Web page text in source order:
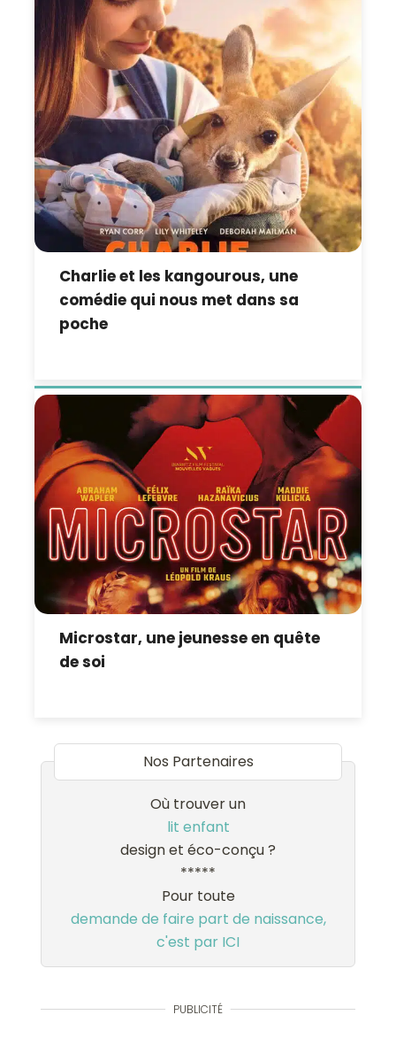
Charlie et les kangourous, une
comédie qui nous met dans sa
poche
Microstar, une jeunesse en quête
de soi
Nos Partenaires
Où trouver un
lit enfant
design et éco-conçu ?
*****
Pour toute
demande de faire part de naissance,
c'est par ICI
PUBLICITÉ